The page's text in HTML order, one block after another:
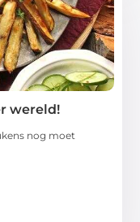
wereld!
nog moet